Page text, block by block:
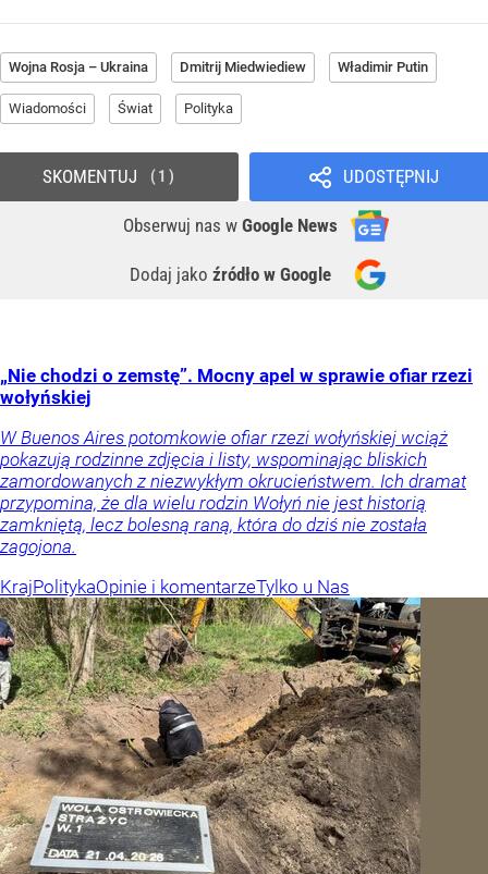
Wojna Rosja – Ukraina Dmitrij Miedwiediew Władimir Putin
Wiadomości Świat Polityka
UDOSTĘPNIJ
Obserwuj nas w Google News
Dodaj jako źródło w Google
SKOMENTUJ 1
„Nie chodzi o zemstę”. Mocny apel w sprawie ofiar rzezi
wołyńskiej
W Buenos Aires potomkowie ofiar rzezi wołyńskiej wciąż
pokazują rodzinne zdjęcia i listy, wspominając bliskich
zamordowanych z niezwykłym okrucieństwem. Ich dramat
przypomina, że dla wielu rodzin Wołyń nie jest historią
zamkniętą, lecz bolesną raną, która do dziś nie została
zagojona.
KrajPolitykaOpinie i komentarzeTylko u Nas